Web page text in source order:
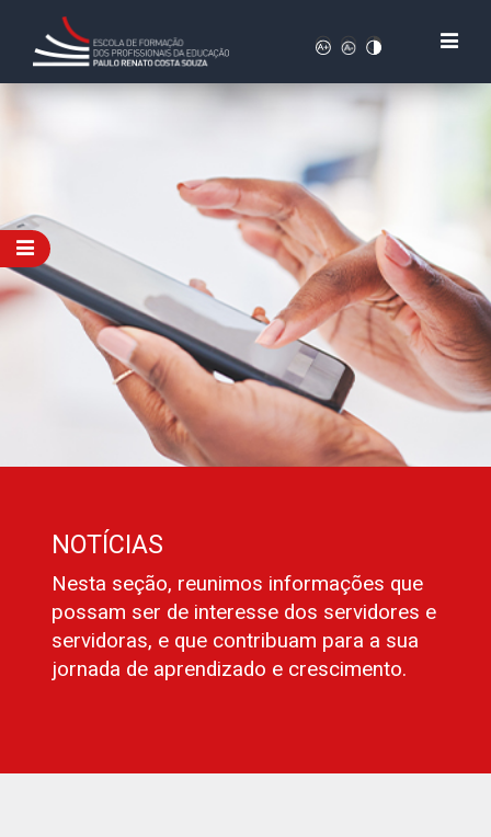
NOTÍCIAS
Nesta seção, reunimos informações que
possam ser de interesse dos servidores e
servidoras, e que contribuam para a sua
jornada de aprendizado e crescimento.